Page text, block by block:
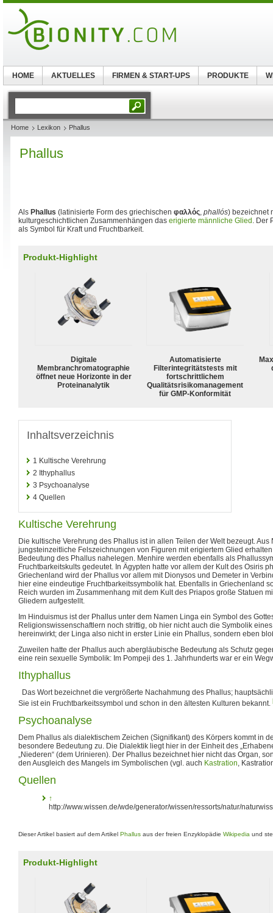
Home Lexikon Phallus
Phallus
Als Phallus (latinisierte Form des griechischen φαλλός, phallós) bezeichnet
kulturgeschichtlichen Zusammenhängen das erigierte männliche Glied . Der
als Symbol für Kraft und Fruchtbarkeit.
Produkt-Highlight
Digitale
Membranchromatographie
öffnet neue Horizonte in der
Proteinanalytik
Automatisierte
Filterintegritätstests mit
fortschrittlichem
Qualitätsrisikomanagement
für GMP-Konformität
Inhaltsverzeichnis
1 Kultische Verehrung
2 Ithyphallus
3 Psychoanalyse
4 Quellen
Kultische Verehrung
Die kultische Verehrung des Phallus ist in allen Teilen der Welt bezeugt. Aus
jungsteinzeitliche Felszeichnungen von Figuren mit erigiertem Glied
Bedeutung des Phallus nahelegen. Menhire werden ebenfalls als
Fruchtbarkeitskults gedeutet. In Ägypten hatte vor allem der Kult des Osiris
Griechenland wird der Phallus vor allem mit Dionysos und Demeter in
hier eine eindeutige Fruchtbarkeitssymbolik hat. Ebenfalls in Griechenland
Reich wurden im Zusammenhang mit dem Kult des Priapos große Statuen
Gliedern aufgestellt.
Im Hinduismus ist der Phallus unter dem Namen Linga ein Symbol des
Religionswissenschaftlern noch strittig, ob hier nicht auch die Symbolik
hereinwirkt; der Linga also nicht in erster Linie ein Phallus, sondern eben
Zuweilen hatte der Phallus auch abergläubische Bedeutung als Schutz
eine rein sexuelle Symbolik: Im Pompeji des 1. Jahrhunderts war er ein
Ithyphallus
Das Wort bezeichnet die vergrößerte Nachahmung des Phallus;
Sie ist ein Fruchtbarkeitssymbol und schon in den ältesten Kulturen bekannt.
Psychoanalyse
Dem Phallus als dialektischem Zeichen (Signifikant) des Körpers kommt in
besondere Bedeutung zu. Die Dialektik liegt hier in der Einheit des
„Niederen“ (dem Urinieren). Der Phallus bezeichnet hier nicht das Organ,
den Ausgleich des Mangels im Symbolischen (vgl. auch Kastration,
Quellen
↑
http://www.wissen.de/wde/generator/wissen/ressorts/natur/
Dieser Artikel basiert auf dem Artikel Phallus aus der freien Enzyklopädie Wikipedia und
Produkt-Highlight
HOME AKTUELLES FIRMEN & START-UPS PRODUKTE